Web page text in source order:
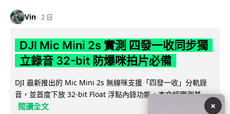
Vin 2 日
DJI Mic Mini 2s 實測 四發一收同步獨
立錄音 32-bit 防爆咪拍片必備
DJI 最新推出的 Mic Mini 2s 無線咪支援「四發一收」分軌錄
音，並首度下放 32-bit Float 浮點內錄功能。本文經實測其...
閱讀全文 ×